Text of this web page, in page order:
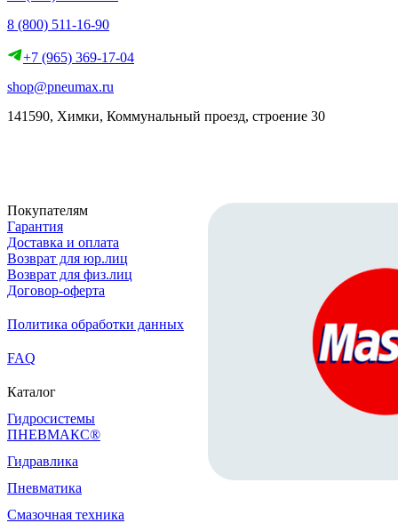
8 (800) 511-16-90
+7 (965) 369-17-04
shop@pneumax.ru
141590, Химки, Коммунальный проезд, строение 30
Покупателям
Гарантия
Доставка и оплата
Возврат для юр.лиц
Возврат для физ.лиц
Договор-оферта
Политика обработки данных
FAQ
Каталог
Гидросистемы
ПНЕВМАКС®
Гидравлика
Пневматика
Смазочная техника